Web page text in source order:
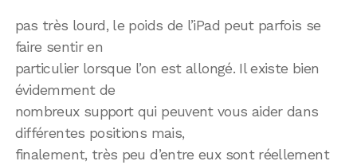
pas très lourd, le poids de l’iPad peut parfois se
faire sentir en
particulier lorsque l’on est allongé. Il existe bien
évidemment de
nombreux support qui peuvent vous aider dans
différentes positions mais,
finalement, très peu d’entre eux sont réellement